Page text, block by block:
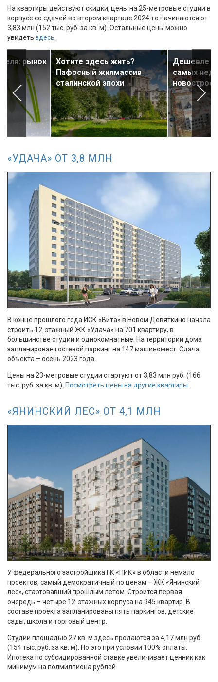
На квартиры действуют скидки, цены на 25-метровые студии в
корпусе со сдачей во втором квартале 2024-го начинаются от
3,83 млн (152 тыс. руб. за кв. м). Остальные цены можно
увидеть здесь
рынок
Хотите здесь жить?
Пафосный жилмассив
сталинской эпохи
Дешевле
самых
«УДАЧА» ОТ 3,8 МЛН
В конце прошлого года ИСК «Вита» в Новом Девяткино начала
строить 12-этажный ЖК «Удача» на 701 квартиру, в
большинстве студии и однокомнатные. На территории дома
запланирован гостевой паркинг на 147 машиномест. Сдача
объекта – осень 2023 года.
Цены на 23-метровые студии стартуют от 3,83 млн руб. (166
тыс. руб. за кв. м). Посмотреть цены на другие квартиры
«ЯНИНСКИЙ ЛЕС» ОТ 4,1 МЛН
У федерального застройщика ГК «ПИК» в области немало
проектов, самый демократичный по ценам – ЖК «Янинский
лес», стартовавший прошлым летом. Строится первая
очередь – четыре 12-этажных корпуса на 945 квартир. В
составе проекта запланированы пять паркингов, детские
сады, школа и торговый центр.
Студии площадью 27 кв. м здесь продаются за 4,17 млн руб.
(154 тыс. руб. за кв. м). Но это при условии 100% оплаты.
Ипотека по субсидированной ставке увеличивает ценник как
минимум на полмиллиона рублей.